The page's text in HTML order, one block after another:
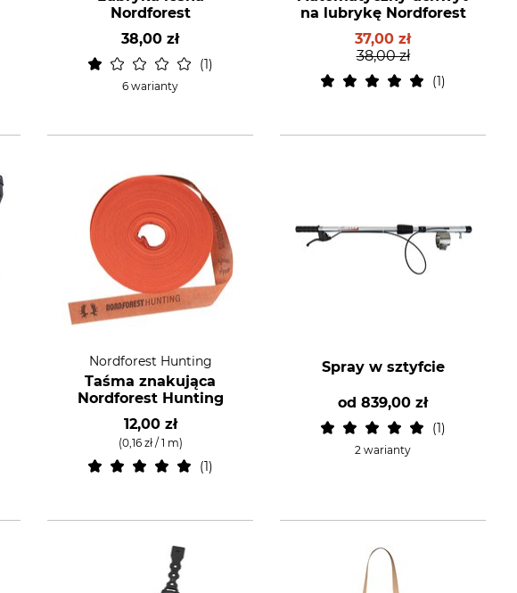
Nordforest
38,00 zł
1
6 warianty
na lubrykę Nordforest
37,00 zł
38,00 zł
1
Nordforest Hunting
Taśma znakująca
Nordforest Hunting
12,00 zł
(0,16 zł / 1 m)
1
Spray w sztyfcie
od839,00 zł
1
2 warianty